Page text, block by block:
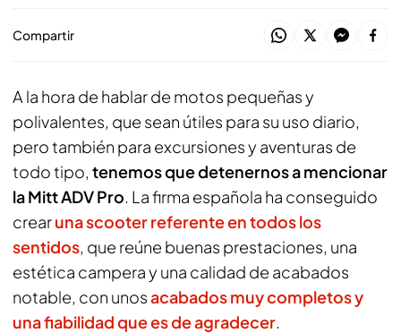
Compartir
A la hora de hablar de motos pequeñas y
polivalentes, que sean útiles para su uso diario,
pero también para excursiones y aventuras de
todo tipo, tenemos que detenernos a mencionar
la Mitt ADV Pro. La firma española ha conseguido
crearuna scooter referente en todos los
sentidos, que reúne buenas prestaciones, una
estética campera y una calidad de acabados
notable, con unosacabados muy completos y
una fiabilidad que es de agradecer.